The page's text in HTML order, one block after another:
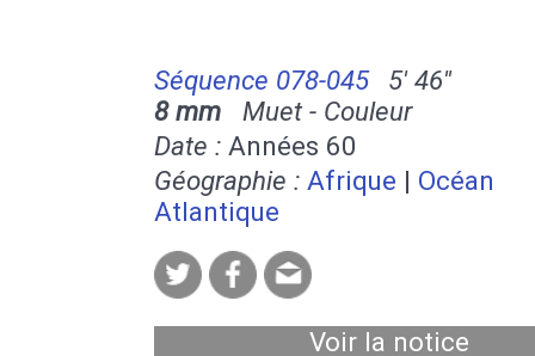
Séquence 078-045
5' 46''
8 mm Muet - Couleur
Date : Années 60
Géographie : Afrique | Océan
Atlantique
Voir la notice